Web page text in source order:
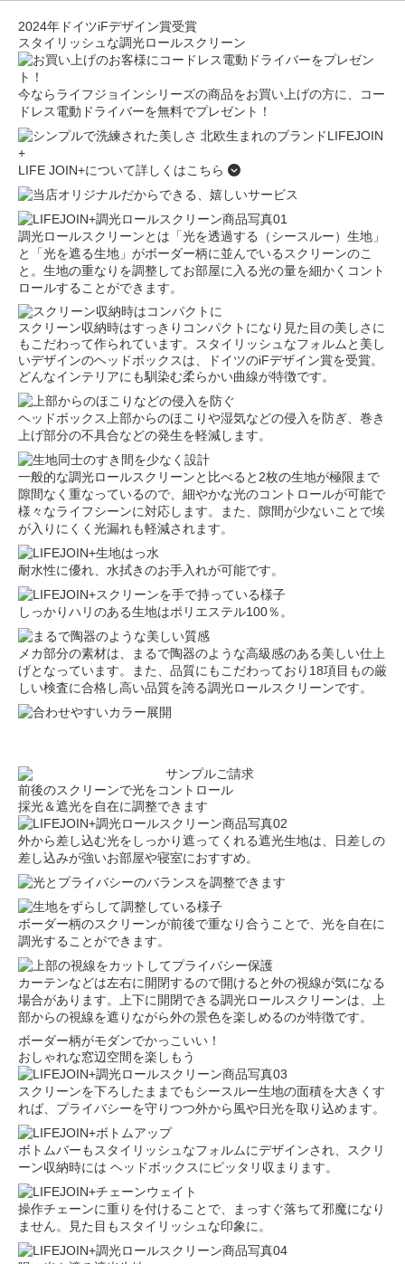
2024年ドイツiFデザイン賞受賞
スタイリッシュな調光ロールスクリーン
今ならライフジョインシリーズの商品をお買い上げの方に、コー
ドレス電動ドライバーを無料でプレゼント！
LIFE JOIN+について詳しくはこちら
調光ロールスクリーンとは「光を透過する（シースルー）生地」
と「光を遮る生地」がボーダー柄に並んでいるスクリーンのこ
と。生地の重なりを調整してお部屋に入る光の量を細かくコント
ロールすることができます。
スクリーン収納時はすっきりコンパクトになり見た目の美しさに
もこだわって作られています。スタイリッシュなフォルムと美し
いデザインのヘッドボックスは、ドイツのiFデザイン賞を受賞。
どんなインテリアにも馴染む柔らかい曲線が特徴です。
ヘッドボックス上部からのほこりや湿気などの侵入を防ぎ、巻き
上げ部分の不具合などの発生を軽減します。
一般的な調光ロールスクリーンと比べると2枚の生地が極限まで
隙間なく重なっているので、細やかな光のコントロールが可能で
様々なライフシーンに対応します。また、隙間が少ないことで埃
が入りにくく光漏れも軽減されます。
耐水性に優れ、水拭きのお手入れが可能です。
しっかりハリのある生地はポリエステル100％。
メカ部分の素材は、まるで陶器のような高級感のある美しい仕上
げとなっています。また、品質にもこだわっており18項目もの厳
しい検査に合格し高い品質を誇る調光ロールスクリーンです。
前後のスクリーンで光をコントロール
採光＆遮光を自在に調整できます
外から差し込む光をしっかり遮ってくれる遮光生地は、日差しの
差し込みが強いお部屋や寝室におすすめ。
ボーダー柄のスクリーンが前後で重なり合うことで、光を自在に
調光することができます。
カーテンなどは左右に開閉するので開けると外の視線が気になる
場合があります。上下に開閉できる調光ロールスクリーンは、上
部からの視線を遮りながら外の景色を楽しめるのが特徴です。
ボーダー柄がモダンでかっこいい！
おしゃれな窓辺空間を楽しもう
スクリーンを下ろしたままでもシースルー生地の面積を大きくす
れば、プライバシーを守りつつ外から風や日光を取り込めます。
ボトムバーもスタイリッシュなフォルムにデザインされ、スクリ
ーン収納時には ヘッドボックスにピッタリ収まります。
操作チェーンに重りを付けることで、まっすぐ落ちて邪魔になり
ません。見た目もスタイリッシュな印象に。